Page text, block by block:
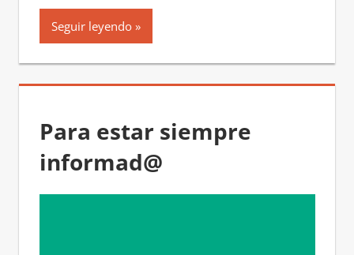
Seguir leyendo
Para estar siempre
informad@